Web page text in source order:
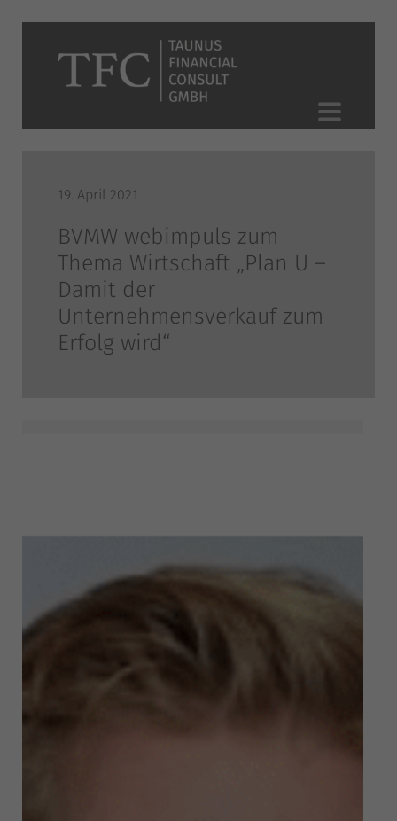
19. April 2021
BVMW webimpuls zum
Thema Wirtschaft „Plan U –
Damit der
Unternehmensverkauf zum
Erfolg wird“